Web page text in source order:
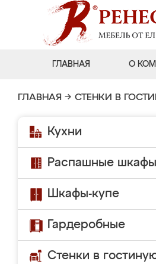
ГЛАВНАЯ О
ГЛАВНАЯ → СТЕНКИ В
Кухни
Распашные шкафы
Шкафы-купе
Гардеробные
Стенки в